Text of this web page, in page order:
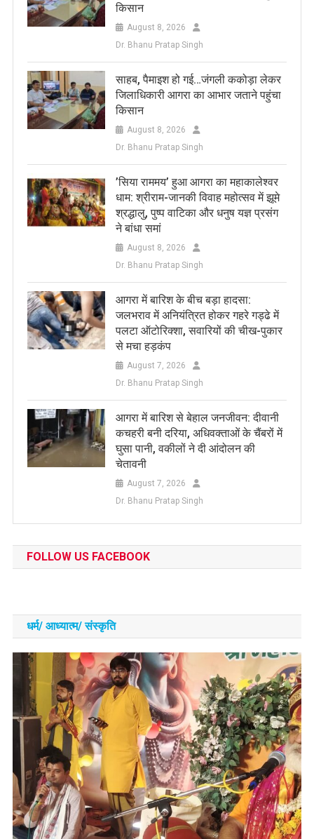
किसान
August 8, 2026
Dr. Bhanu Pratap Singh
साहब, पैमाइश हो गई…जंगली ककोड़ा लेकर
जिलाधिकारी आगरा का आभार जताने पहुंचा
किसान
August 8, 2026
Dr. Bhanu Pratap Singh
​’सिया राममय’ हुआ आगरा का महाकालेश्वर
धाम: श्रीराम-जानकी विवाह महोत्सव में झूमे
श्रद्धालु, पुष्प वाटिका और धनुष यज्ञ प्रसंग
ने बांधा समां
August 8, 2026
Dr. Bhanu Pratap Singh
आगरा में बारिश के बीच बड़ा हादसा:
जलभराव में अनियंत्रित होकर गहरे गड्ढे में
पलटा ऑटोरिक्शा, सवारियों की चीख-पुकार
से मचा हड़कंप
August 7, 2026
Dr. Bhanu Pratap Singh
आगरा में बारिश से बेहाल जनजीवन: दीवानी
कचहरी बनी दरिया, अधिवक्ताओं के चैंबरों में
घुसा पानी, वकीलों ने दी आंदोलन की
चेतावनी
August 7, 2026
Dr. Bhanu Pratap Singh
FOLLOW US FACEBOOK
धर्म/ आध्‍यात्‍म/ संस्‍कृति